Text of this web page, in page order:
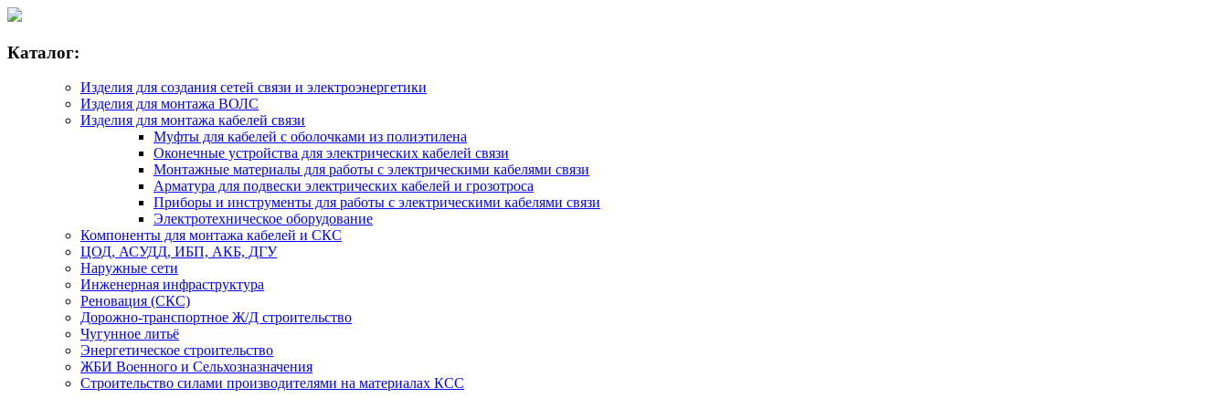
Каталог:
Изделия для создания сетей связи и электроэнергетики
Изделия для монтажа ВОЛС
Изделия для монтажа кабелей связи
Муфты для кабелей с оболочками из полиэтилена
Оконечные устройства для электрических кабелей связи
Монтажные материалы для работы с электрическими кабелями связи
Арматура для подвески электрических кабелей и грозотроса
Приборы и инструменты для работы с электрическими кабелями связи
Электротехническое оборудование
Компоненты для монтажа кабелей и СКС
ЦОД, АСУДД, ИБП, АКБ, ДГУ
Наружные сети
Инженерная инфраструктура
Реновация (СКС)
Дорожно-транспортное Ж/Д строительство
Чугунное литьё
Энергетическое строительство
ЖБИ Военного и Сельхозназначения
Строительство силами производителями на материалах КСС